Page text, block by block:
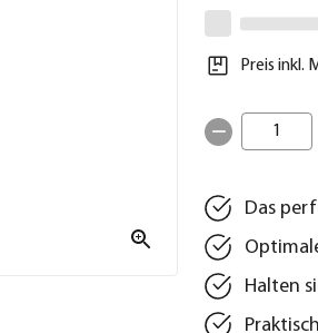
Preis inkl.
1
Das
Halten